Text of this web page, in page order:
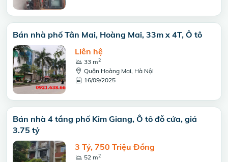
Bán nhà phố Tân Mai, Hoàng Mai, 33m x 4T, Ô tô
Liên hệ
33 m2
Quận Hoàng Mai, Hà Nội
16/09/2025
Bán nhà 4 tầng phố Kim Giang, Ô tô đỗ cửa, giá
3.75 tỷ
3 Tỷ, 750 Triệu Đồng
52 m2